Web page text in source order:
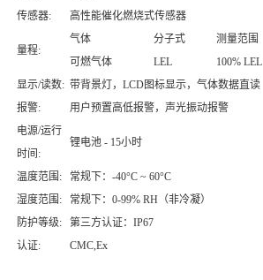
传感器:
高性能催化燃烧式传感器
量程:
气体 分子式 测量范围
可燃气体
LEL 100% LEL
显示/读数: 带背景灯，LCD图标显示，气体数据直读
报警:
用户预置高低报警，声光振动报警
电源/运行
时间:
锂电池 - 15小时
温度范围:
常规下：-40°C ~ 60°C
湿度范围:
常规下：0-99% RH（非冷凝）
防护等级:
第三方认证：IP67
认证:
CMC,Ex